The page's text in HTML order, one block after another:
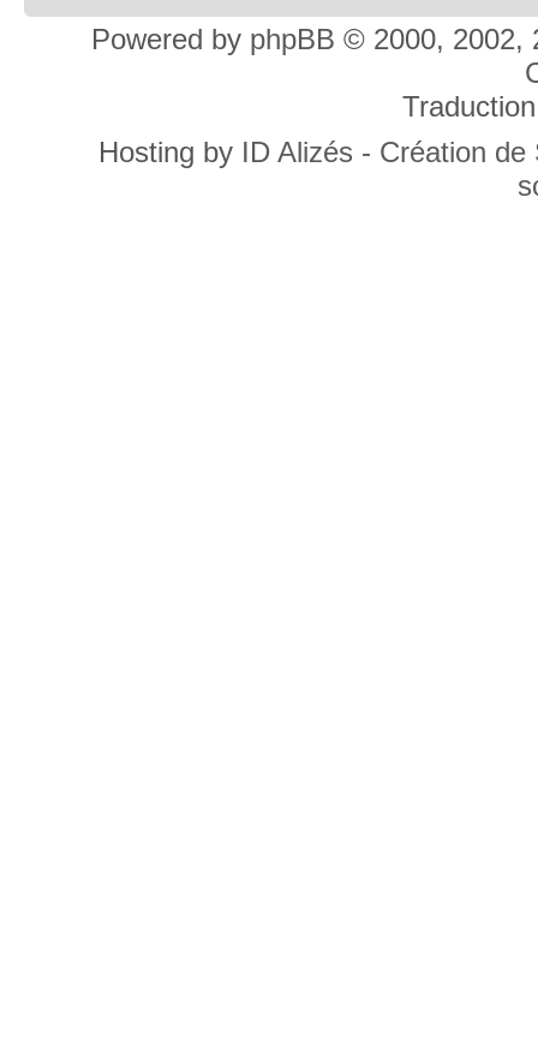
Powered by phpBB © 2000, 2002,
Hosting by ID Alizés - Création